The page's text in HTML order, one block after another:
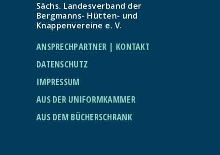
Sächs. Landesverband der
Bergmanns- Hütten- und
Knappenvereine e. V.
ANSPRECHPARTNER | KONTAKT
DATENSCHUTZ
IMPRESSUM
AUS DER UNIFORMKAMMER
AUS DEM BÜCHERSCHRANK